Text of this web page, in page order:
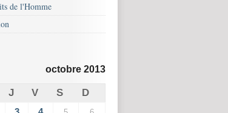
de l'Homme
octobre 2013
J V S D